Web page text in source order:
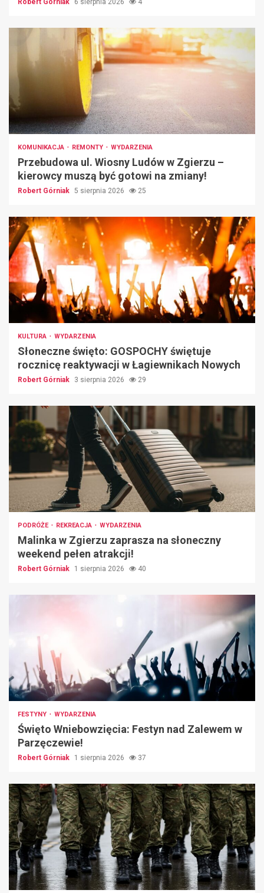
KOMUNIKACJA REMONTY WYDARZENIA
Przebudowa ul. Wiosny Ludów w Zgierzu –
kierowcy muszą być gotowi na zmiany!
Robert Górniak 5 sierpnia 2026 25
KULTURA WYDARZENIA
Słoneczne święto: GOSPOCHY świętuje
rocznicę reaktywacji w Łagiewnikach Nowych
Robert Górniak 3 sierpnia 2026 29
PODRÓŻE REKREACJA WYDARZENIA
Malinka w Zgierzu zaprasza na słoneczny
weekend pełen atrakcji!
Robert Górniak 1 sierpnia 2026 40
FESTYNY WYDARZENIA
Święto Wniebowzięcia: Festyn nad Zalewem w
Parzęczewie!
Robert Górniak 1 sierpnia 2026 37